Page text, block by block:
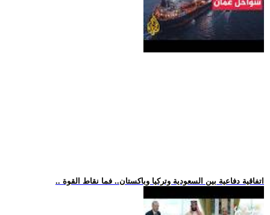
.. اتفاقية دفاعية بين السعودية وتركيا وباكستان.. فما نقاط القوة